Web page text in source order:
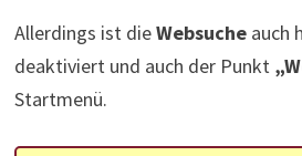
Allerdings ist dieWebsucheauch
deaktiviert und auch der Punkt
Startmenü.